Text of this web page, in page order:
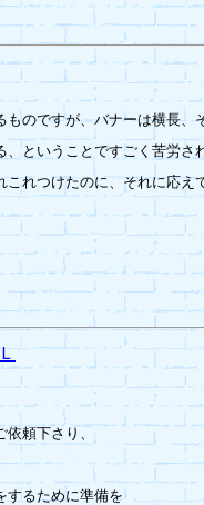
のですが、バナーは横長、
ということですごく苦労さ
れつけたのに、それに応え
頼下さり、
するために準備を